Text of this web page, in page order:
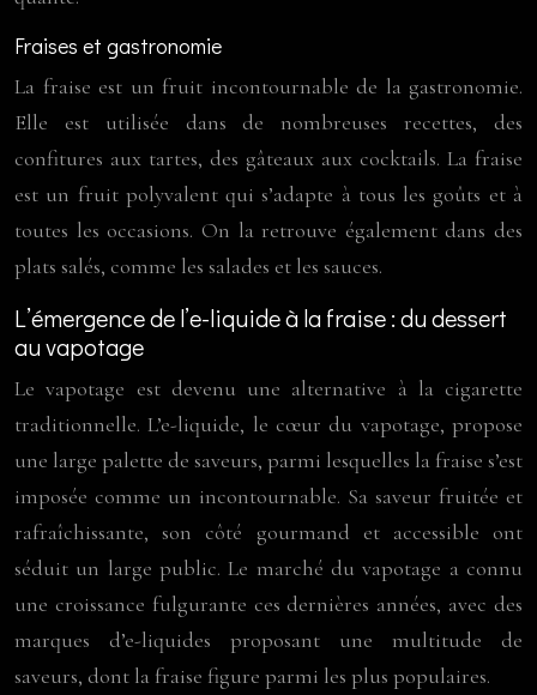
Fraises et gastronomie
La fraise est un fruit incontournable de la gastronomie.
Elle est utilisée dans de nombreuses recettes, des
confitures aux tartes, des gâteaux aux cocktails. La fraise
est un fruit polyvalent qui s’adapte à tous les goûts et à
toutes les occasions. On la retrouve également dans des
plats salés, comme les salades et les sauces.
L’émergence de l’e-liquide à la fraise : du dessert
au vapotage
Le vapotage est devenu une alternative à la cigarette
traditionnelle. L’e-liquide, le cœur du vapotage, propose
une large palette de saveurs, parmi lesquelles la fraise s’est
imposée comme un incontournable. Sa saveur fruitée et
rafraîchissante, son côté gourmand et accessible ont
séduit un large public. Le marché du vapotage a connu
une croissance fulgurante ces dernières années, avec des
marques d’e-liquides proposant une multitude de
saveurs, dont la fraise figure parmi les plus populaires.